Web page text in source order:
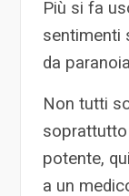
Più si fa
sentimenti
da
Non tutti
potente,
a un